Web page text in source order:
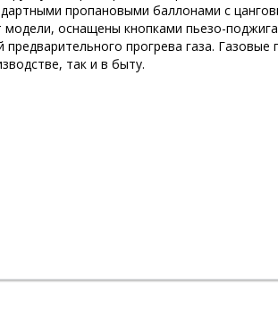
пропановыми баллонами с
модели, оснащены кнопками пьезо-
прогрева газа. Газовые
так и в быту.